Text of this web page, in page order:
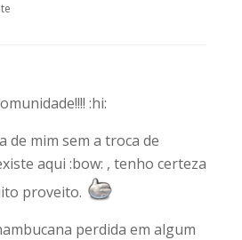
:hi:
de mim sem a troca de
aqui :bow: , tenho certeza
proveito.
perdida em algum